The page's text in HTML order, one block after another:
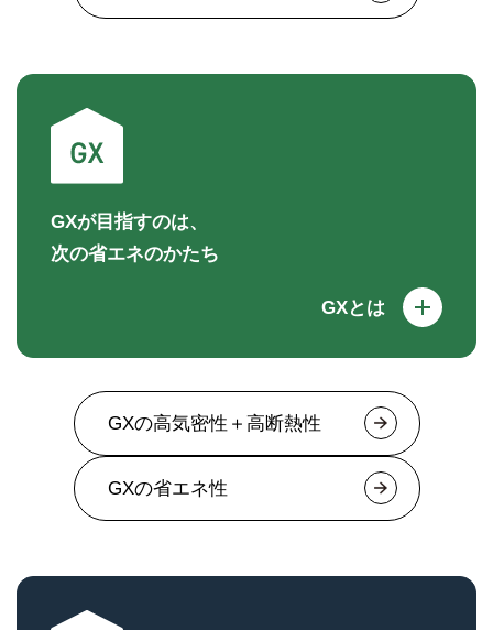
GXが目指すのは、
次の省エネのかたち
GXとは
GXの高気密性＋高断熱性
GXの省エネ性